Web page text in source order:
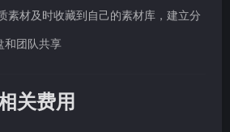
素材及时收藏到自己的素材库，建立分
和团队共享
关费用